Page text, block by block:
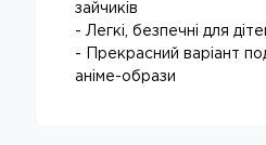
зайчиків
- Легкі, безпечні для
- Прекрасний варіант
аніме-образи